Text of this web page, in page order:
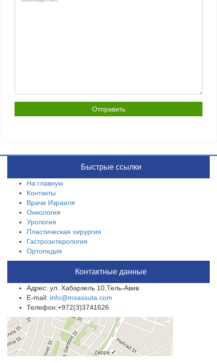
Быстрые ссылки
На главную
Контакты
Врачи Израиля
Онкология
Урология
Пластическая хирургия
Гастроэнтерология
Ортопедия
Контактные данные
Адрес: ул. Хабарзель 10,Тель-Авив
E-mail: info@msassuta.com
Телефон:+972(3)3741626